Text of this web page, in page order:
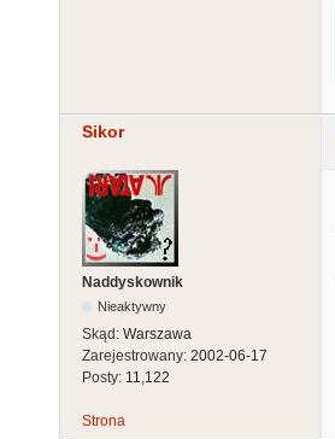
Sikor
Naddyskownik
Nieaktywny
Skąd: Warszawa
Zarejestrowany: 2002-06-17
Posty: 11,122
Strona